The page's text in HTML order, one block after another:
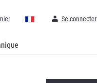
Se connecter